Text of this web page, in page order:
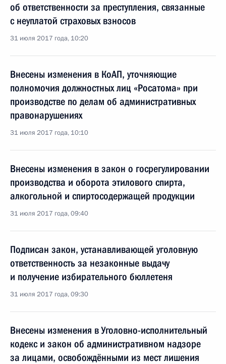
об ответственности за преступления, связанные
с неуплатой страховых взносов
31 июля 2017 года, 10:20
Внесены изменения в КоАП, уточняющие
полномочия должностных лиц «Росатома» при
производстве по делам об административных
правонарушениях
31 июля 2017 года, 10:10
Внесены изменения в закон о госрегулировании
производства и оборота этилового спирта,
алкогольной и спиртосодержащей продукции
31 июля 2017 года, 09:40
Подписан закон, устанавливающей уголовную
ответственность за незаконные выдачу
и получение избирательного бюллетеня
31 июля 2017 года, 09:30
Внесены изменения в Уголовно-исполнительный
кодекс и закон об административном надзоре
за лицами, освобождёнными из мест лишения